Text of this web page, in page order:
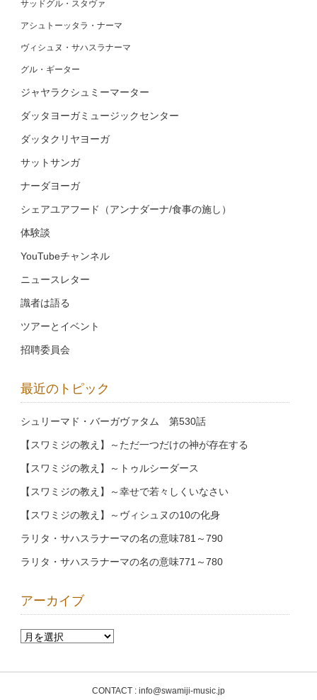
サッドグル・スタヴァ
アシュトーッタラ・ナーマ
ヴィシュヌ・サハスラナーマ
グル・ギーター
ジャヤラクシュミーマーター
ダッタヨーガミュージックセンター
ダッタクリヤヨーガ
サットサンガ
ナーダヨーガ
シェアユアフード（アンナダーナ/食事の施し）
体験談
YouTubeチャンネル
ニュースレター
識者は語る
ツアーとイベント
招聘委員会
最近のトピック
シュリーマド・バーガヴァタム 第530話
【スワミジの教え】～ただ一つだけの神が存在する
【スワミジの教え】～トゥルシーダース
【スワミジの教え】～幸せで若々しくいなさい
【スワミジの教え】～ヴィシュヌの10の化身
ラリタ・サハスラナーマの名の意味781～790
ラリタ・サハスラナーマの名の意味771～780
アーカイブ
CONTACT : info@swamiji-music.jp